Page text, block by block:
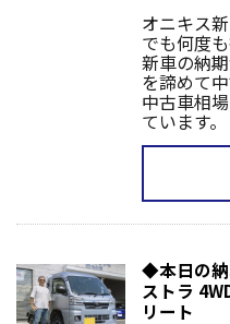
オニキス
でも何度
新車の納
を諦めて
中古車相
ています
◆本日の納
ストラ
リート